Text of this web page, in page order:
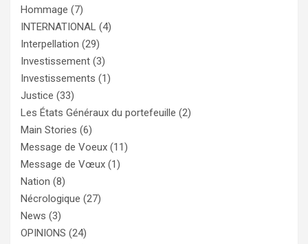
Hommage (7)
INTERNATIONAL (4)
Interpellation (29)
Investissement (3)
Investissements (1)
Justice (33)
Les États Généraux du portefeuille (2)
Main Stories (6)
Message de Voeux (11)
Message de Vœux (1)
Nation (8)
Nécrologique (27)
News (3)
OPINIONS (24)